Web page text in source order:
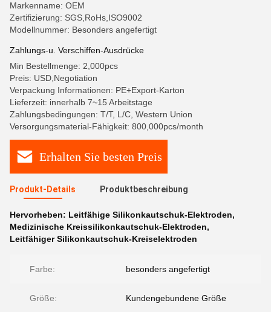
Markenname: OEM
Zertifizierung: SGS,RoHs,ISO9002
Modellnummer: Besonders angefertigt
Zahlungs-u. Verschiffen-Ausdrücke
Min Bestellmenge: 2,000pcs
Preis: USD,Negotiation
Verpackung Informationen: PE+Export-Karton
Lieferzeit: innerhalb 7~15 Arbeitstage
Zahlungsbedingungen: T/T, L/C, Western Union
Versorgungsmaterial-Fähigkeit: 800,000pcs/month
Erhalten Sie besten Preis
Produkt-Details Produktbeschreibung
Hervorheben: Leitfähige Silikonkautschuk-Elektroden,
Medizinische Kreissilikonkautschuk-Elektroden,
Leitfähiger Silikonkautschuk-Kreiselektroden
Farbe: besonders angefertigt
Größe: Kundengebundene Größe